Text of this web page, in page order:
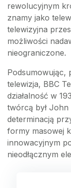
rewolucyjnym
znamy jako
telewizyjna
możliwości
nieograniczone.
Podsumowując,
telewizja, BBC
działalność w
twórcą był John
determinacją
formy masowej
innowacyjnym
nieodłącznym